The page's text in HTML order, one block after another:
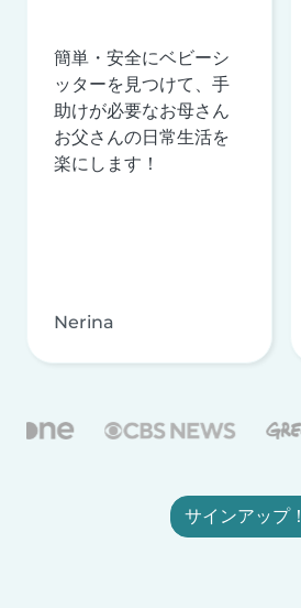
簡単・安全にベビーシ
ッターを見つけて、手
助けが必要なお母さん
お父さんの日常生活を
楽にします！
Nerina
サインアップ！